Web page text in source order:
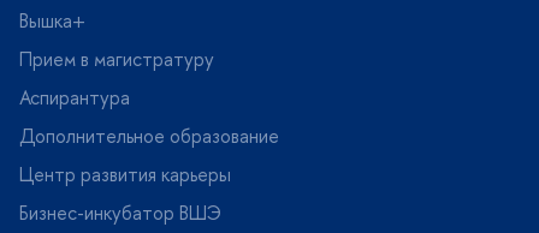
ышка+
Прием в магистратуру
Аспирантура
Дополнительное образование
Центр развития карьеры
Бизнес-инкубатор ВШЭ